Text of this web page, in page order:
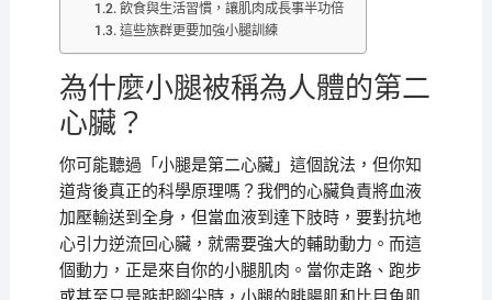
飲食與生活習慣，讓肌肉成長事半功倍
這些族群更要加強小腿訓練
為什麼小腿被稱為人體的第二
心臟？
你可能聽過「小腿是第二心臟」這個說法，但你知
道背後真正的科學原理嗎？我們的心臟負責將血液
加壓輸送到全身，但當血液到達下肢時，要對抗地
心引力逆流回心臟，就需要強大的輔助動力。而這
個動力，正是來自你的小腿肌肉。當你走路、跑步